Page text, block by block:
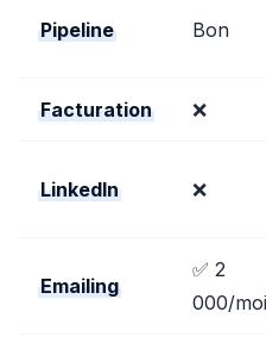
Pipeline Bon
Facturation ❌
LinkedIn ❌
Emailing
✅ 2
000/